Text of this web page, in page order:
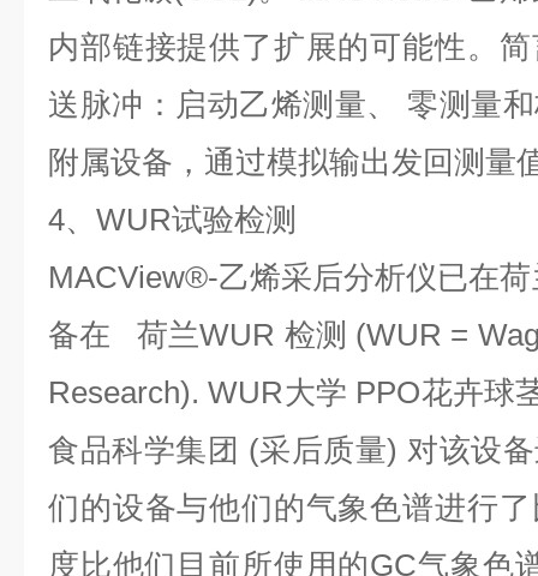
内部链接提供了扩展的可能性。
送脉冲：启动乙烯测量、 零测量
附属设备，通过模拟输出发回测量
4、WUR试验检测
MACView®-乙烯采后分析仪已在
备在 荷兰WUR 检测 (WUR =
Research). WUR大学 PPO花卉球
食品科学集团 (采后质量) 对该设
们的设备与他们的气象色谱进行
度比他们目前所使用的GC气象色